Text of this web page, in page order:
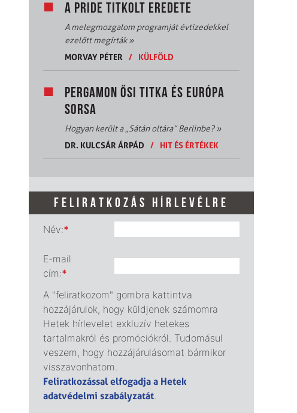
A PRIDE TITKOLT EREDETE
A melegmozgalom programját évtizedekkel
ezelőtt megírták»
MORVAY PÉTER
/ KÜLFÖLD
PERGAMON ŐSI TITKA ÉS EURÓPA
SORSA
Hogyan került a „Sátán oltára” Berlinbe?»
DR. KULCSÁR ÁRPÁD
/ HIT ÉS ÉRTÉKEK
FELIRATKOZÁS HÍRLEVÉLRE
Név:*
E-mail
cím:*
A "feliratkozom" gombra kattintva
hozzájárulok, hogy küldjenek számomra
Hetek hírlevelet exkluzív hetekes
tartalmakról és promóciókról. Tudomásul
veszem, hogy hozzájárulásomat bármikor
visszavonhatom.
Feliratkozással elfogadja a Hetek
adatvédelmi szabályzatát.